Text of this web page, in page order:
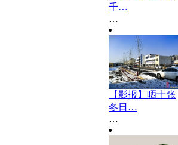
千…
…
【影报】晒十张
冬日…
…